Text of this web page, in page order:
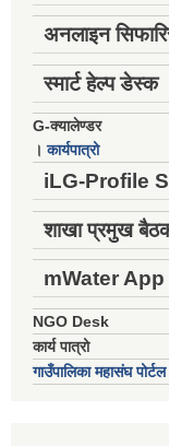
अनलाइन
स्मार्ट हेल्प डेस्क
G-क्यालेण्डर
।कार्यपात्रो
iLG-Profile
शाखा प्रमुख
mWater App
NGO Desk
कार्य पात्रो
गाउँपालिका महासंघ पोर्टल